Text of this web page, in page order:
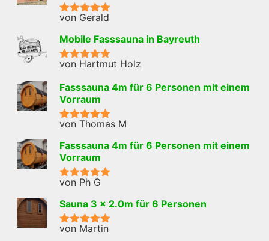
Bewertet mit
von Gerald
Mobile Fasssauna in Bayreuth
Bewertet mit
von Hartmut Holz
Fasssauna 4m für 6 Personen mit einem
Vorraum
Bewertet mit
von Thomas M
Fasssauna 4m für 6 Personen mit einem
Vorraum
Bewertet mit
von Ph G
Sauna 3 x 2.0m für 6 Personen
Bewertet mit
von Martin